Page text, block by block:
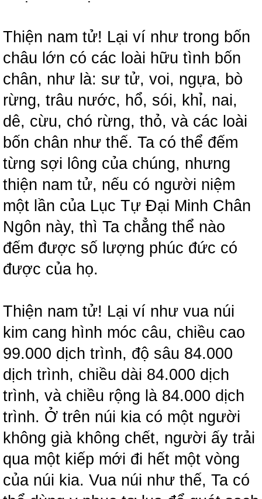
Thiện nam tử! Lại ví như trong bốn
châu lớn có các loài hữu tình bốn
chân, như là: sư tử, voi, ngựa, bò
rừng, trâu nước, hổ, sói, khỉ, nai,
dê, cừu, chó rừng, thỏ, và các loài
bốn chân như thế. Ta có thể đếm
từng sợi lông của chúng, nhưng
thiện nam tử, nếu có người niệm
một lần của Lục Tự Đại Minh Chân
Ngôn này, thì Ta chẳng thể nào
đếm được số lượng phúc đức có
được của họ.
Thiện nam tử! Lại ví như vua núi
kim cang hình móc câu, chiều cao
99.000 dịch trình, độ sâu 84.000
dịch trình, chiều dài 84.000 dịch
trình, và chiều rộng là 84.000 dịch
trình. Ở trên núi kia có một người
không già không chết, người ấy trải
qua một kiếp mới đi hết một vòng
của núi kia. Vua núi như thế, Ta có